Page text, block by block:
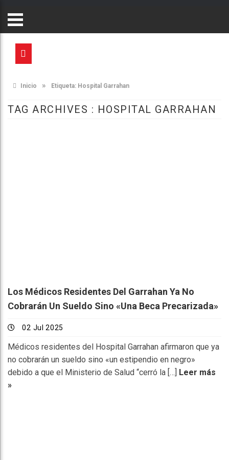
Inicio » Etiqueta: Hospital Garrahan
TAG ARCHIVES : HOSPITAL GARRAHAN
Los Médicos Residentes Del Garrahan Ya No
Cobrarán Un Sueldo Sino «una Beca Precarizada»
02 Jul 2025
Médicos residentes del Hospital Garrahan afirmaron que ya
no cobrarán un sueldo sino «un estipendio en negro»
debido a que el Ministerio de Salud “cerró la […] Leer más
»